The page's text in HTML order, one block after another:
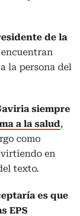
de la
encuentran
la persona del
siempre
a la salud,
como
en
texto.
es que
EPS